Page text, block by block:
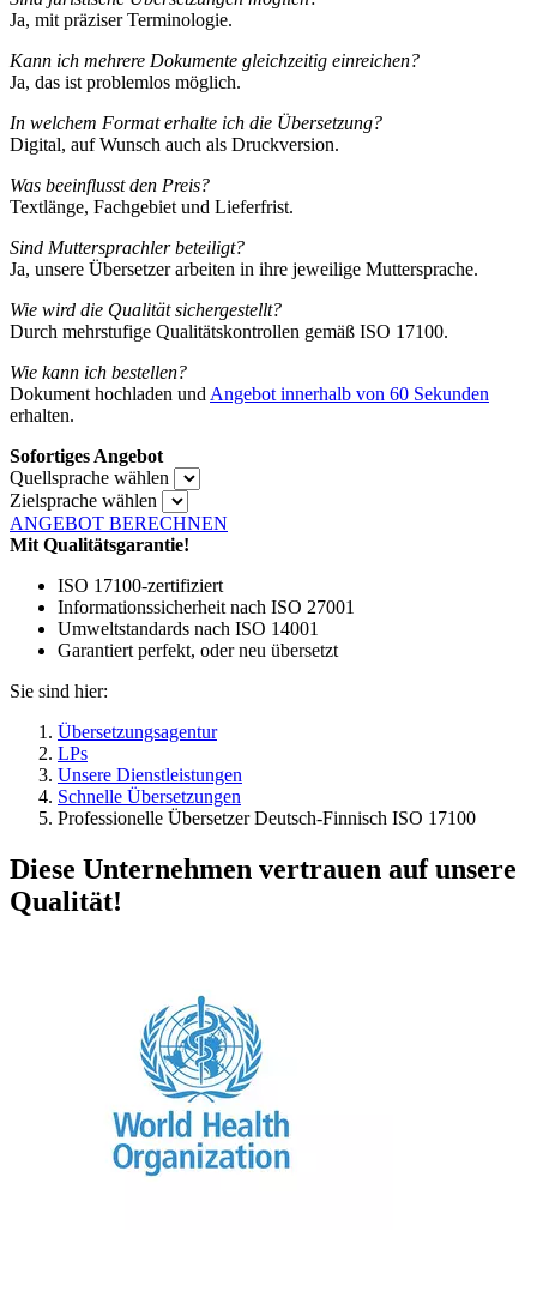
Ja, mit präziser Terminologie.
Kann ich mehrere Dokumente gleichzeitig einreichen?
Ja, das ist problemlos möglich.
In welchem Format erhalte ich die Übersetzung?
Digital, auf Wunsch auch als Druckversion.
Was beeinflusst den Preis?
Textlänge, Fachgebiet und Lieferfrist.
Sind Muttersprachler beteiligt?
Ja, unsere Übersetzer arbeiten in ihre jeweilige Muttersprache.
Wie wird die Qualität sichergestellt?
Durch mehrstufige Qualitätskontrollen gemäß ISO 17100.
Wie kann ich bestellen?
Dokument hochladen undAngebot innerhalb von 60 Sekunden
erhalten.
Sofortiges Angebot
Quellsprache wählen
Zielsprache wählen
ANGEBOT BERECHNEN
Mit Qualitätsgarantie!
ISO 17100-zertifiziert
Informationssicherheit nach ISO 27001
Umweltstandards nach ISO 14001
Garantiert perfekt, oder neu übersetzt
Sie sind hier:
Übersetzungsagentur
LPs
Unsere Dienstleistungen
Schnelle Übersetzungen
Professionelle Übersetzer Deutsch-Finnisch ISO 17100
Diese Unternehmen vertrauen auf unsere
Qualität!